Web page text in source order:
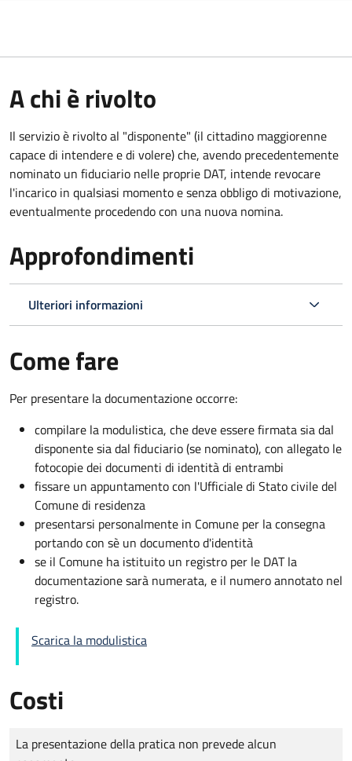
A chi è rivolto
Il servizio è rivolto al "disponente" (il cittadino maggiorenne
capace di intendere e di volere) che, avendo precedentemente
nominato un fiduciario nelle proprie DAT, intende revocare
l'incarico in qualsiasi momento e senza obbligo di motivazione,
eventualmente procedendo con una nuova nomina.
Approfondimenti
Ulteriori informazioni
Come fare
Per presentare la documentazione occorre:
compilare la modulistica, che deve essere firmata sia dal
disponente sia dal fiduciario (se nominato), con allegato le
fotocopie dei documenti di identità di entrambi
fissare un appuntamento con l'Ufficiale di Stato civile del
Comune di residenza
presentarsi personalmente in Comune per la consegna
portando con sè un documento d'identità
se il Comune ha istituito un registro per le DAT la
documentazione sarà numerata, e il numero annotato nel
registro.
Scarica la modulistica
Costi
Tipo di pagamento
Importo
La presentazione della pratica non prevede alcun